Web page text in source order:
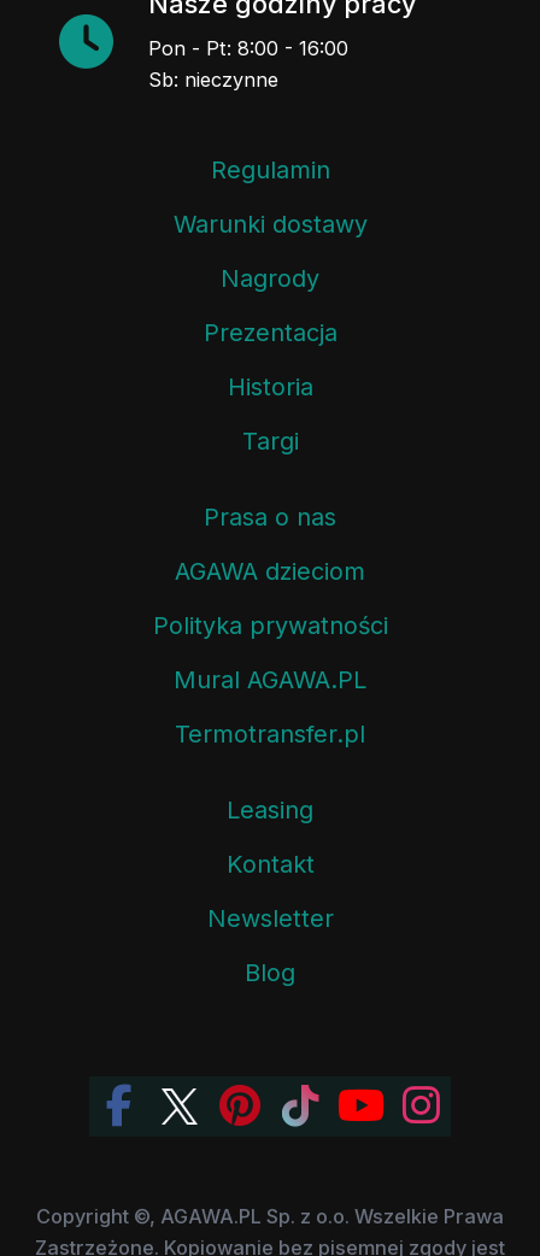
Pon - Pt: 8:00 - 16:00
Sb: nieczynne
Regulamin
Warunki dostawy
Nagrody
Prezentacja
Historia
Targi
Prasa o nas
AGAWA dzieciom
Polityka prywatności
Mural AGAWA.PL
Termotransfer.pl
Leasing
Kontakt
Newsletter
Blog
Copyright ©, AGAWA.PL Sp. z o.o. Wszelkie Prawa
Zastrzeżone. Kopiowanie bez pisemnej zgody jest